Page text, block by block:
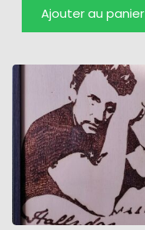
Ajouter au panier